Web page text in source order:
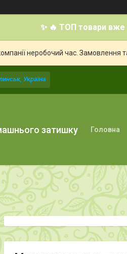
✨ 🔥 ТОП товари
неробочий час. Замовлення
Україна
затишку Головна